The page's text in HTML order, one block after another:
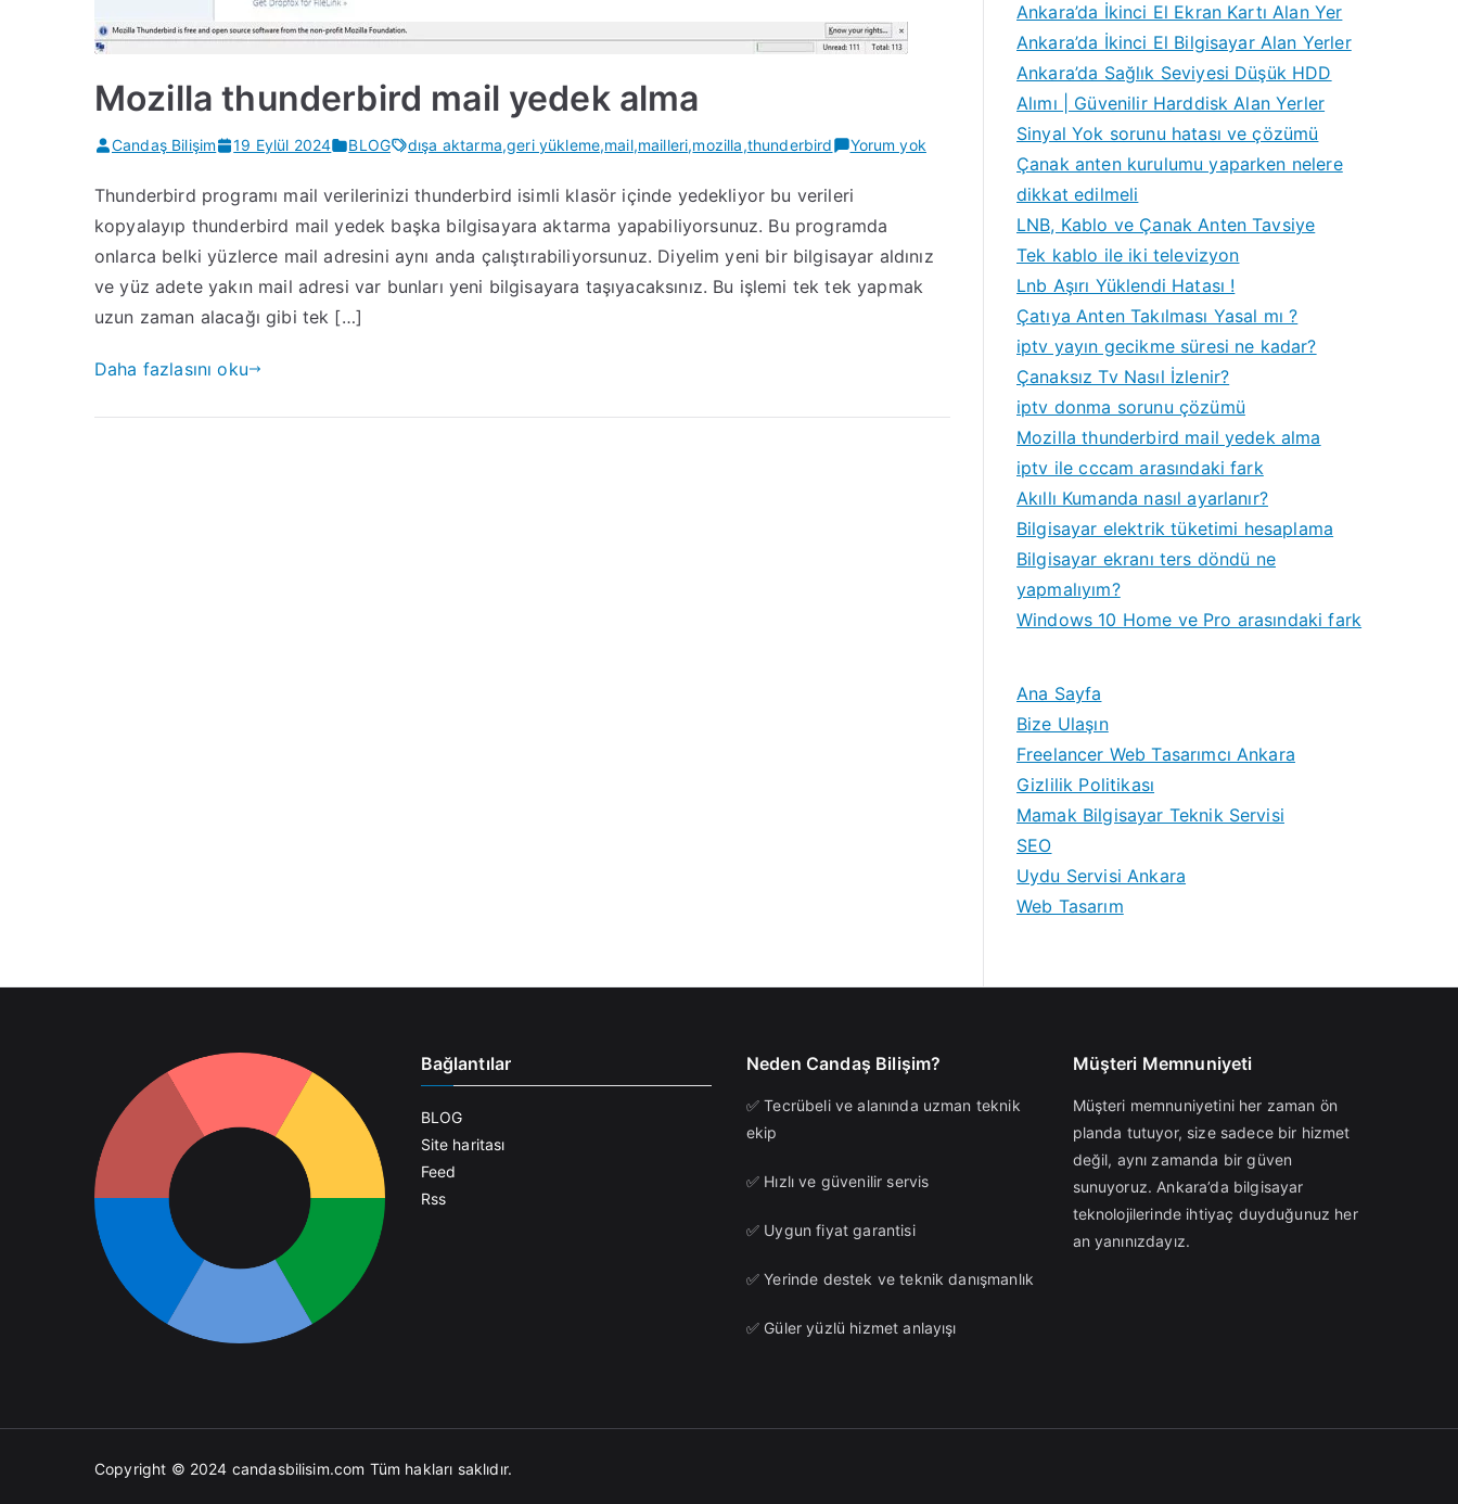
Mozilla thunderbird mail yedek alma
Candaş Bilişim 19 Eylül 2024 BLOG dışa aktarma,geri yükleme,mail,mailleri,mozilla,thunderbird Yorum yokMozilla
alma
Thunderbird programı mail verilerinizi thunderbird isimli klasör içinde yedekliyor bu verileri
kopyalayıp thunderbird mail yedek başka bilgisayara aktarma yapabiliyorsunuz. Bu programda
onlarca belki yüzlerce mail adresini aynı anda çalıştırabiliyorsunuz. Diyelim yeni bir bilgisayar aldınız
ve yüz adete yakın mail adresi var bunları yeni bilgisayara taşıyacaksınız. Bu işlemi tek tek yapmak
uzun zaman alacağı gibi tek […]
Daha fazlasını oku
Ankara’da İkinci El Ekran Kartı Alan Yer
Ankara’da İkinci El Bilgisayar Alan Yerler
Ankara’da Sağlık Seviyesi Düşük HDD
Alımı | Güvenilir Harddisk Alan Yerler
Sinyal Yok sorunu hatası ve çözümü
Çanak anten kurulumu yaparken nelere
dikkat edilmeli
LNB, Kablo ve Çanak Anten Tavsiye
Tek kablo ile iki televizyon
Lnb Aşırı Yüklendi Hatası !
Çatıya Anten Takılması Yasal mı ?
iptv yayın gecikme süresi ne kadar?
Çanaksız Tv Nasıl İzlenir?
iptv donma sorunu çözümü
Mozilla thunderbird mail yedek alma
iptv ile cccam arasındaki fark
Akıllı Kumanda nasıl ayarlanır?
Bilgisayar elektrik tüketimi hesaplama
Bilgisayar ekranı ters döndü ne
yapmalıyım?
Windows 10 Home ve Pro arasındaki fark
Ana Sayfa
Bize Ulaşın
Freelancer Web Tasarımcı Ankara
Gizlilik Politikası
Mamak Bilgisayar Teknik Servisi
SEO
Uydu Servisi Ankara
Web Tasarım
Bağlantılar
BLOG
Site haritası
Feed
Rss
Neden Candaş Bilişim?
✅ Tecrübeli ve alanında uzman teknik
ekip
✅ Hızlı ve güvenilir servis
✅ Uygun fiyat garantisi
✅ Yerinde destek ve teknik danışmanlık
✅ Güler yüzlü hizmet anlayışı
Müşteri Memnuniyeti
Müşteri memnuniyetini her zaman ön
planda tutuyor, size sadece bir hizmet
değil, aynı zamanda bir güven
sunuyoruz. Ankara’da bilgisayar
teknolojilerinde ihtiyaç duyduğunuz her
an yanınızdayız.
Copyright © 2024 candasbilisim.com Tüm hakları saklıdır.